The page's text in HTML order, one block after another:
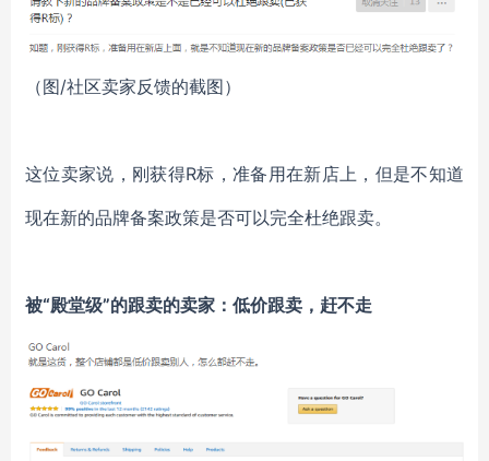
（图/社区卖家反馈的截图）
这位卖家说，刚获得R标，准备用在新店上，但是不知道
现在新的品牌备案政策是否可以完全杜绝跟卖。
被“殿堂级”的跟卖的卖家：低价跟卖，赶不走